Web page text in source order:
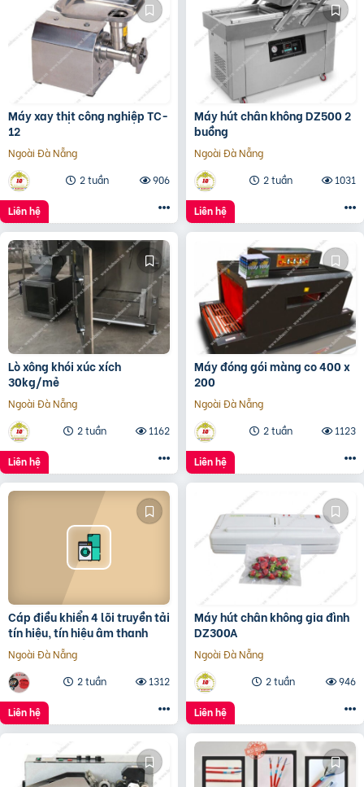
Máy xay thịt công nghiệp TC-
12
Ngoài Đà Nẵng
2 tuần
906
Liên hệ
Máy hút chân không DZ500 2
buồng
Ngoài Đà Nẵng
2 tuần
1031
Liên hệ
Lò xông khói xúc xích
30kg/mẻ
Ngoài Đà Nẵng
2 tuần
1162
Liên hệ
Máy đóng gói màng co 400 x
200
Ngoài Đà Nẵng
2 tuần
1123
Liên hệ
Cáp điều khiển 4 lõi truyền tải
tín hiệu, tín hiệu âm thanh
Ngoài Đà Nẵng
2 tuần
1312
Liên hệ
Máy hút chân không gia đình
DZ300A
Ngoài Đà Nẵng
2 tuần
946
Liên hệ